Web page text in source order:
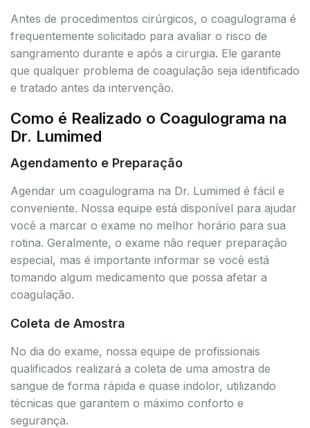
Antes de procedimentos cirúrgicos, o coagulograma é
frequentemente solicitado para avaliar o risco de
sangramento durante e após a cirurgia. Ele garante
que qualquer problema de coagulação seja identificado
e tratado antes da intervenção.
Como é Realizado o Coagulograma na
Dr. Lumimed
Agendamento e Preparação
Agendar um coagulograma na Dr. Lumimed é fácil e
conveniente. Nossa equipe está disponível para ajudar
você a marcar o exame no melhor horário para sua
rotina. Geralmente, o exame não requer preparação
especial, mas é importante informar se você está
tomando algum medicamento que possa afetar a
coagulação.
Coleta de Amostra
No dia do exame, nossa equipe de profissionais
qualificados realizará a coleta de uma amostra de
sangue de forma rápida e quase indolor, utilizando
técnicas que garantem o máximo conforto e
segurança.